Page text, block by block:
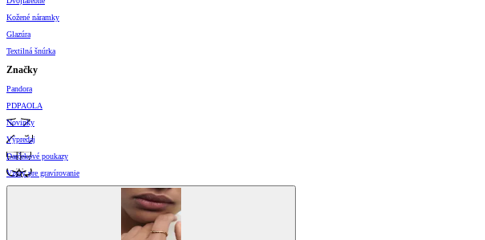
Kožené náramky
Glazúra
Textilná šnúrka
Značky
Pandora
PDPAOLA
Novinky
Výpredaj
Darčekové poukazy
Vzory pre gravírovanie